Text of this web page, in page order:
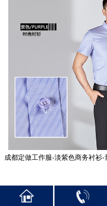
成都定做工作服-淡紫色商务衬衫-